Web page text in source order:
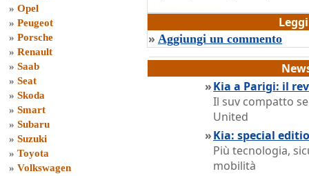
» Opel
» Peugeot
» Porsche
» Renault
» Saab
» Seat
» Skoda
» Smart
» Subaru
» Suzuki
» Toyota
» Volkswagen
» Aggiungi un commento
»Kia a Parigi: il
Il suv compatto
United
»Kia: special
Più tecnologia,
mobilità